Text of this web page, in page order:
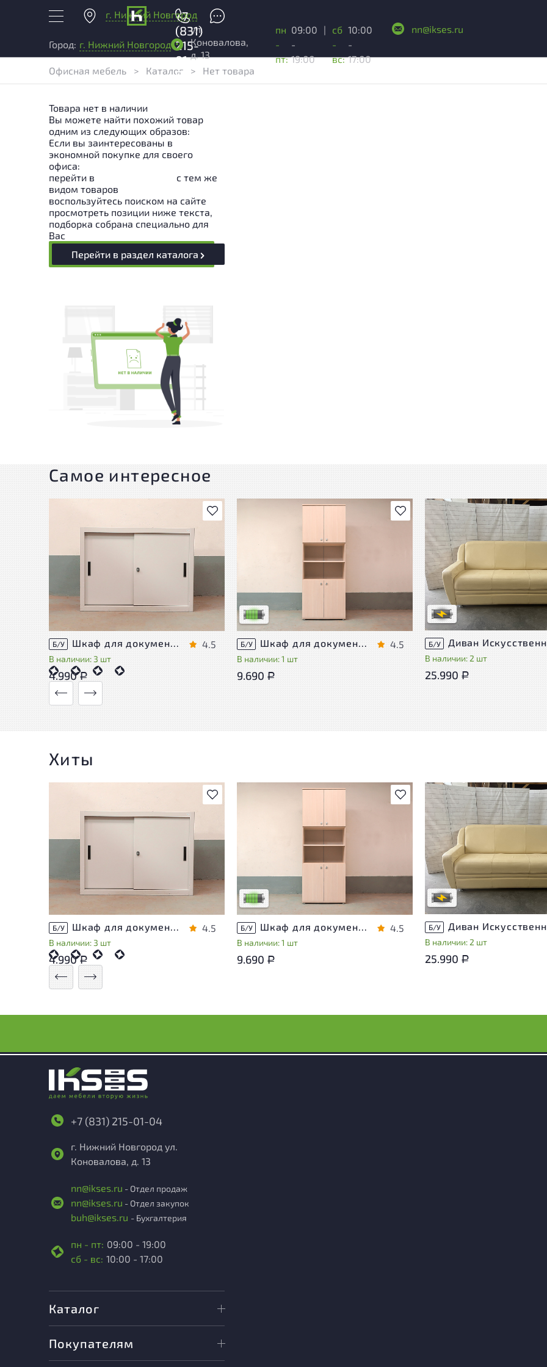
г. Нижний Новгород
+7
(831)
215-
01-
04
Город: г. Нижний Новгород
ул.
Коновалова,
д. 13
пн
-
пт:
09:00
-
19:00
|
сб
-
вс:
10:00
-
17:00
nn@ikses.ru
Офисная мебель > Каталог > Нет товара
Товара нет в наличии
Вы можете найти похожий товар
одним из следующих образов:
Если вы заинтересованы в
экономной покупке для своего
офиса:
перейти в
с тем же
видом товаров
воспользуйтесь поиском на сайте
просмотреть позиции ниже текста,
подборка собрана специально для
Вас
Перейти в раздел каталога
Самое интересное
В избранное
Б/У
В наличии: 3 шт
4.5
4.990Р
В избранное
У товара присутствуют незначительные
следы эксплуатации, не влияющие на
удобство его использования
Низкая степень износа
Б/У
В наличии: 1 шт
4.5
9.690 Р
Степень износа находится на
проверки. Вы можете уточнить
дополнительную информацию
сотрудников магазина
В обработке
Б/У
В наличии: 2 шт
25.990 Р
Хиты
В избранное
Б/У
В наличии: 3 шт
4.5
4.990Р
В избранное
У товара присутствуют незначительные
следы эксплуатации, не влияющие на
удобство его использования
Низкая степень износа
Б/У
В наличии: 1 шт
4.5
9.690 Р
Степень износа находится на
проверки. Вы можете уточнить
дополнительную информацию
сотрудников магазина
В обработке
Б/У
В наличии: 2 шт
25.990 Р
+7 (831) 215-01-04
г. Нижний Новгород ул.
Коновалова, д. 13
nn@ikses.ru - Отдел продаж
nn@ikses.ru - Отдел закупок
buh@ikses.ru - Бухгалтерия
пн - пт: 09:00 - 19:00
сб - вс: 10:00 - 17:00
Каталог
Покупателям